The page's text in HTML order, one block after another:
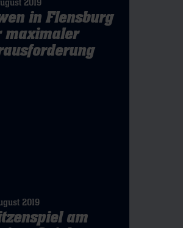
2019
in Flensburg
maximaler
2019
am